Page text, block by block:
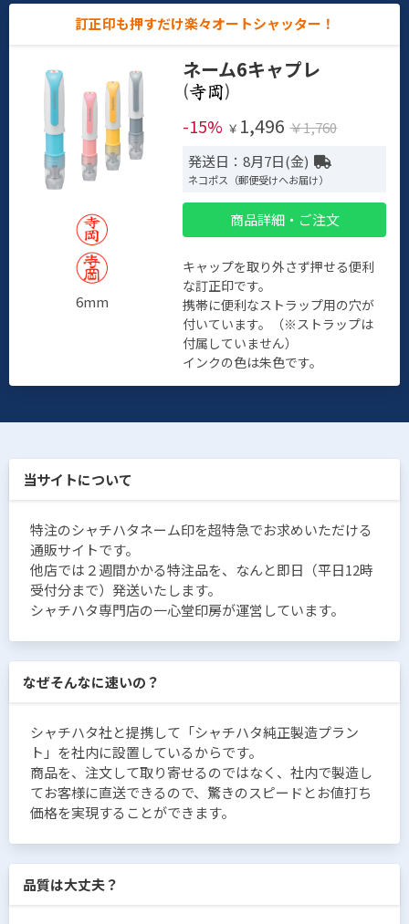
訂正印も押すだけ楽々オートシャッター！
6mm
ネーム6キャプレ
(
)
-15% ￥ 1,496 ￥1,760
発送日：8月7日(金)
ネコポス（郵便受けへお届け）
商品詳細・ご注文
キャップを取り外さず押せる便利
な訂正印です。
携帯に便利なストラップ用の穴が
付いています。（※ストラップは
付属していません）
インクの色は朱色です。
当サイトについて
特注のシャチハタネーム印を超特急でお求めいただける
通販サイトです。
他店では２週間かかる特注品を、なんと即日（平日12時
受付分まで）発送いたします。
シャチハタ専門店の一心堂印房が運営しています。
なぜそんなに速いの？
シャチハタ社と提携して「シャチハタ純正製造プラン
ト」を社内に設置しているからです。
商品を、注文して取り寄せるのではなく、社内で製造し
てお客様に直送できるので、驚きのスピードとお値打ち
価格を実現することができます。
品質は大丈夫？